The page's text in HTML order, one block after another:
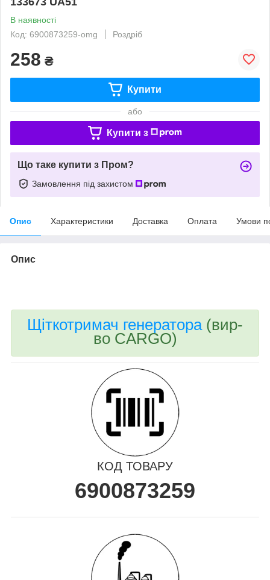
В наявності
Код: 6900873259-omg
Роздріб
258 ₴
Купити
або
Купити з
Що таке купити з Пром?
Замовлення під захистом
Опис Характеристики Доставка Оплата Умови
Опис
Щіткотримач генератора(вир-
во CARGO)
КОД ТОВАРУ
6900873259